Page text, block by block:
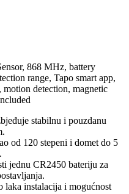
868 MHz, battery
range, Tapo smart app,
detection, magnetic
stabilnu i pouzdanu
od 120 stepeni i domet do 5
jednu CR2450 bateriju za
laka instalacija i mogućnost